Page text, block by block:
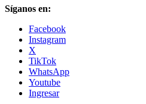
Síganos en:
Facebook
Instagram
X
TikTok
WhatsApp
Youtube
Ingresar